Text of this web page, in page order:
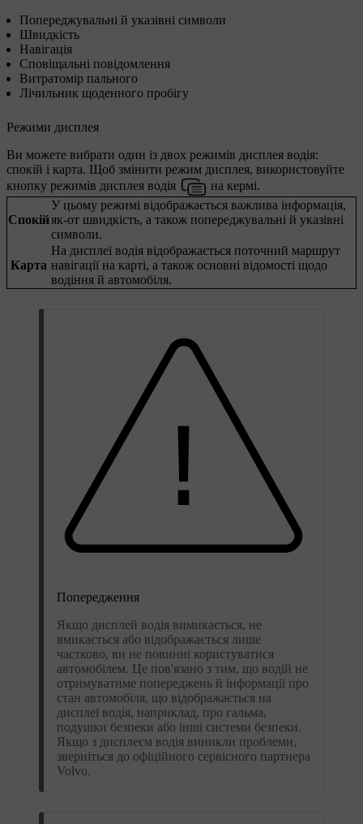
Попереджувальні й указівні символи
Швидкість
Навігація
Сповіщальні повідомлення
Витратомір пального
Лічильник щоденного пробігу
Режими дисплея
Ви можете вибрати один із двох режимів дисплея водія:
спокій і карта. Щоб змінити режим дисплея, використовуйте
кнопку режимів дисплея водія
на кермі.
Спокій
У цьому режимі відображається важлива інформація,
як-от швидкість, а також попереджувальні й указівні
символи.
Карта
На дисплеї водія відображається поточний маршрут
навігації на карті, а також основні відомості щодо
водіння й автомобіля.
Попередження
Якщо дисплей водія вимикається, не
вмикається або відображається лише
частково, ви не повинні користуватися
автомобілем. Це пов'язано з тим, що водій не
отримуватиме попереджень й інформації про
стан автомобіля, що відображається на
дисплеї водія, наприклад, про гальма,
подушки безпеки або інші системи безпеки.
Якщо з дисплеєм водія виникли проблеми,
зверніться до офіційного сервісного партнера
Volvo.